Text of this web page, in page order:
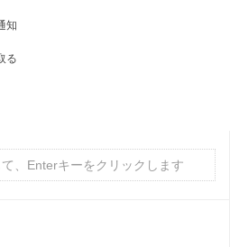
知
る